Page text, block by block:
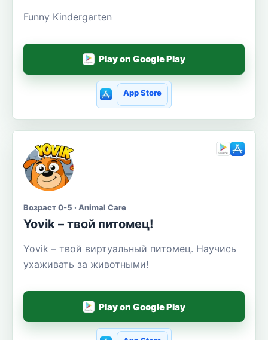
Funny Kindergarten
Play on Google Play
App Store
Возраст 0-5 · Animal Care
Yovik – твой питомец!
Yovik – твой виртуальный питомец. Научись
ухаживать за животными!
Play on Google Play